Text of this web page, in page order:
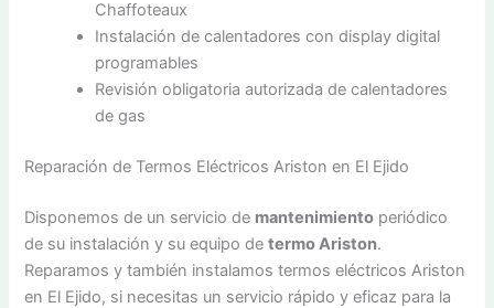
Chaffoteaux
Instalación de calentadores con display digital
programables
Revisión obligatoria autorizada de calentadores
de gas
Reparación de Termos Eléctricos Ariston en El Ejido
Disponemos de un servicio de mantenimiento periódico
de su instalación y su equipo determo Ariston.
Reparamos y también instalamos termos eléctricos Ariston
en El Ejido, si necesitas un servicio rápido y eficaz para la